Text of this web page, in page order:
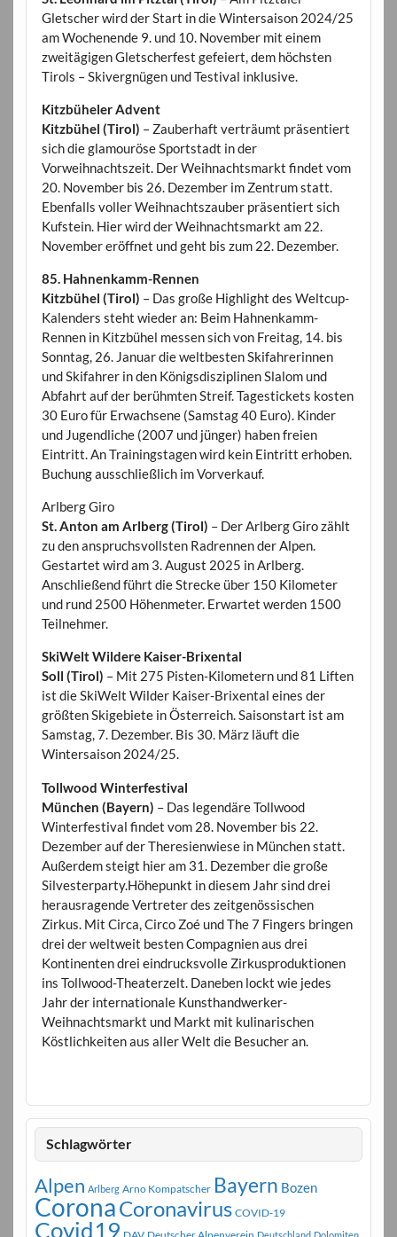
Gletscher wird der Start in die Wintersaison 2024/25
am Wochenende 9. und 10. November mit einem
zweitägigen Gletscherfest gefeiert, dem höchsten
Tirols – Skivergnügen und Testival inklusive.
Kitzbüheler Advent
Kitzbühel (Tirol) – Zauberhaft verträumt präsentiert
sich die glamouröse Sportstadt in der
Vorweihnachtszeit. Der Weihnachtsmarkt findet vom
20. November bis 26. Dezember im Zentrum statt.
Ebenfalls voller Weihnachtszauber präsentiert sich
Kufstein. Hier wird der Weihnachtsmarkt am 22.
November eröffnet und geht bis zum 22. Dezember.
85. Hahnenkamm-Rennen
Kitzbühel (Tirol) – Das große Highlight des Weltcup-
Kalenders steht wieder an: Beim Hahnenkamm-
Rennen in Kitzbühel messen sich von Freitag, 14. bis
Sonntag, 26. Januar die weltbesten Skifahrerinnen
und Skifahrer in den Königsdisziplinen Slalom und
Abfahrt auf der berühmten Streif. Tagestickets kosten
30 Euro für Erwachsene (Samstag 40 Euro). Kinder
und Jugendliche (2007 und jünger) haben freien
Eintritt. An Trainingstagen wird kein Eintritt erhoben.
Buchung ausschließlich im Vorverkauf.
Arlberg Giro
St. Anton am Arlberg (Tirol) – Der Arlberg Giro zählt
zu den anspruchsvollsten Radrennen der Alpen.
Gestartet wird am 3. August 2025 in Arlberg.
Anschließend führt die Strecke über 150 Kilometer
und rund 2500 Höhenmeter. Erwartet werden 1500
Teilnehmer.
SkiWelt Wildere Kaiser-Brixental
Soll (Tirol) – Mit 275 Pisten-Kilometern und 81 Liften
ist die SkiWelt Wilder Kaiser-Brixental eines der
größten Skigebiete in Österreich. Saisonstart ist am
Samstag, 7. Dezember. Bis 30. März läuft die
Wintersaison 2024/25.
Tollwood Winterfestival
München (Bayern) – Das legendäre Tollwood
Winterfestival findet vom 28. November bis 22.
Dezember auf der Theresienwiese in München statt.
Außerdem steigt hier am 31. Dezember die große
Silvesterparty.Höhepunkt in diesem Jahr sind drei
herausragende Vertreter des zeitgenössischen
Zirkus. Mit Circa, Circo Zoé und The 7 Fingers bringen
drei der weltweit besten Compagnien aus drei
Kontinenten drei eindrucksvolle Zirkusproduktionen
ins Tollwood-Theaterzelt. Daneben lockt wie jedes
Jahr der internationale Kunsthandwerker-
Weihnachtsmarkt und Markt mit kulinarischen
Köstlichkeiten aus aller Welt die Besucher an.
Schlagwörter
Alpen Arlberg Arno Kompatscher Bayern Bozen
CoronaCoronavirus COVID-19
Covid19